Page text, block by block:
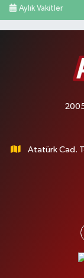
Aylık Vakitler
Atatürk Cad.